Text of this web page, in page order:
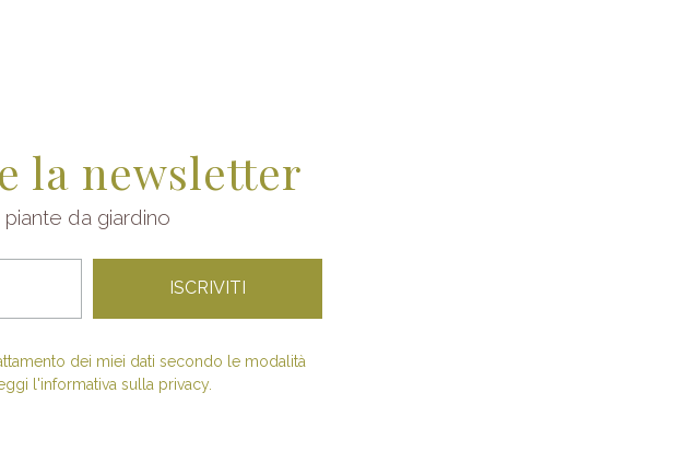
la newsletter
da giardino
dei miei dati secondo le modalità
l'informativa sulla privacy.